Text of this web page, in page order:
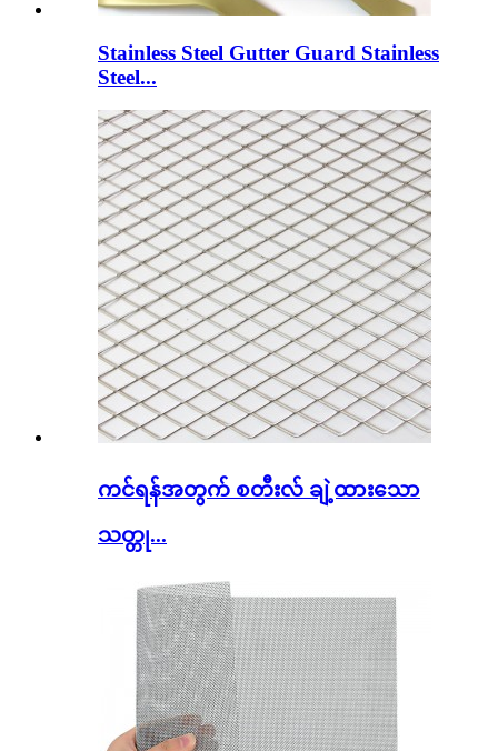
Stainless Steel Gutter Guard Stainless
Steel...
ကင်ရန်အတွက် စတီးလ် ချဲ့ထားသော
သတ္တု...